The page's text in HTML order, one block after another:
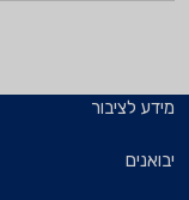
מידע לציבור
יבואנים